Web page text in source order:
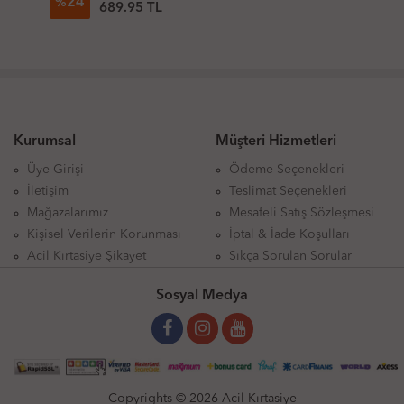
% 689.95 TL
Kurumsal
Üye Girişi
İletişim
Mağazalarımız
Kişisel Verilerin Korunması
Acil Kırtasiye Şikayet
Müşteri Hizmetleri
Ödeme Seçenekleri
Teslimat Seçenekleri
Mesafeli Satış Sözleşmesi
İptal & İade Koşulları
Sıkça Sorulan Sorular
Sosyal Medya
Copyrights © 2026 Acil Kırtasiye